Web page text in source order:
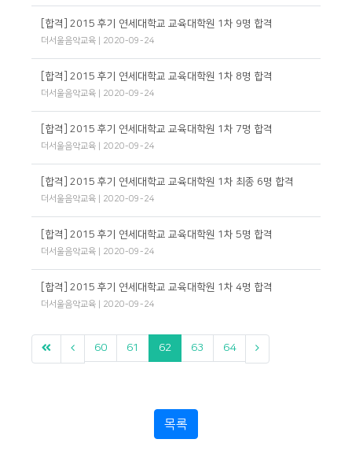
[합격] 2015 후기 연세대학교 교육대학원 1차 9명 합격
더서울음악교육 | 2020-09-24
[합격] 2015 후기 연세대학교 교육대학원 1차 8명 합격
더서울음악교육 | 2020-09-24
[합격] 2015 후기 연세대학교 교육대학원 1차 7명 합격
더서울음악교육 | 2020-09-24
[합격] 2015 후기 연세대학교 교육대학원 1차 최종 6명 합격
더서울음악교육 | 2020-09-24
[합격] 2015 후기 연세대학교 교육대학원 1차 5명 합격
더서울음악교육 | 2020-09-24
[합격] 2015 후기 연세대학교 교육대학원 1차 4명 합격
더서울음악교육 | 2020-09-24
60 61 62 63 64
목록